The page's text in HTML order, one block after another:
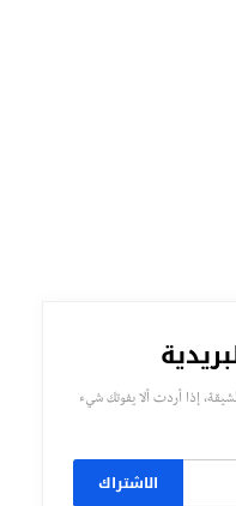
إذا أردت ألا يفوتك شيء
الاشتراك